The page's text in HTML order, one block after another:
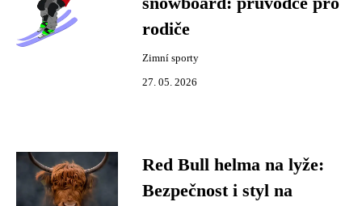
rodiče
Zimní sporty
27. 05. 2026
Red Bull helma na lyže:
Bezpečnost i styl na